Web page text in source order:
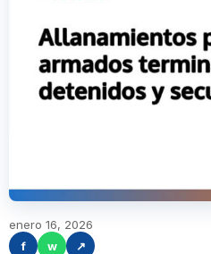
enero 16, 2026
f
w ↗